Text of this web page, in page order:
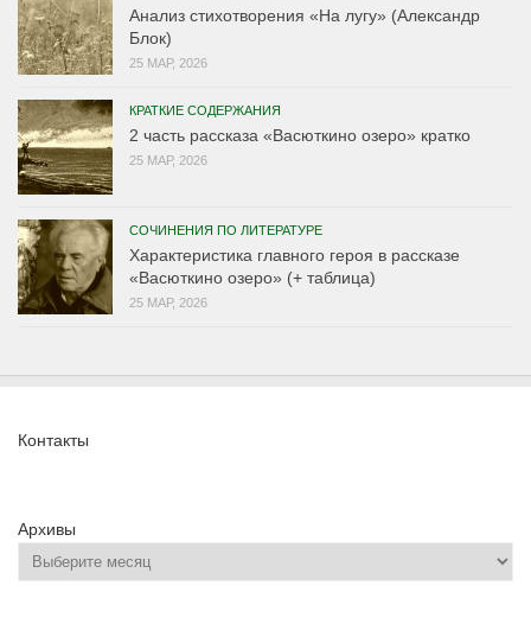
Анализ стихотворения «На лугу» (Александр
Блок)
25 МАР, 2026
КРАТКИЕ СОДЕРЖАНИЯ
2 часть рассказа «Васюткино озеро» кратко
25 МАР, 2026
СОЧИНЕНИЯ ПО ЛИТЕРАТУРЕ
Характеристика главного героя в рассказе
«Васюткино озеро» (+ таблица)
25 МАР, 2026
Контакты
Архивы